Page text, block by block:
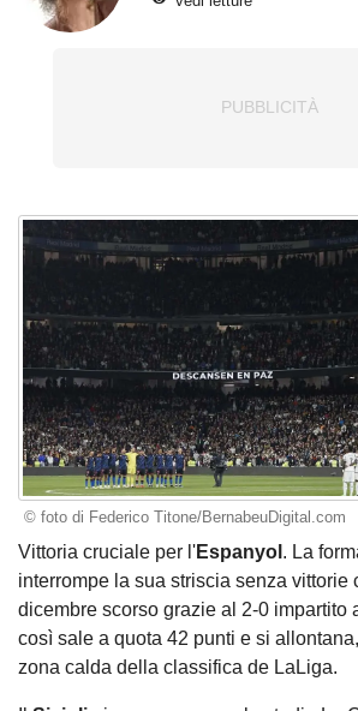
© foto di Federico Titone/BernabeuDigital.com
Vittoria cruciale per l'Espanyol . La
interrompe la sua striscia senza vittorie
dicembre scorso grazie al 2-0 impartito
così sale a quota 42 punti e si
zona calda della classifica de LaLiga.